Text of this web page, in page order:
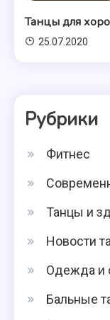
Танцы для
25.07.2020
Рубрики
Фитнес
Танцы и
Новости
Одежда и
Бальные